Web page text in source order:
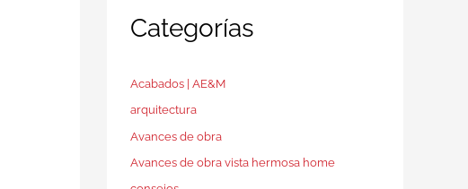
Categorías
Acabados | AE&M
arquitectura
Avances de obra
Avances de obra vista hermosa home